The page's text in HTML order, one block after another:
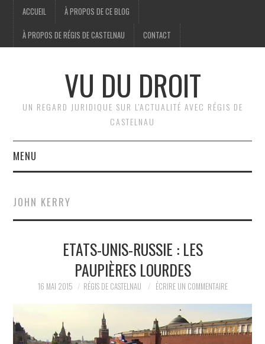
ACCUEIL À PROPOS DE CE BLOG
À PROPOS DE RÉGIS DE CASTELNAU CONTACT
VU DU DROIT
UN REGARD JURIDIQUE SUR L'ACTUALITÉ AVEC RÉGIS DE
CASTELNAU
MENU
BRÈVES
JURIDIQUE
HISTOIRE
CULTURE
JOHN KERRY
ETATS-UNIS-RUSSIE : LES
PAUPIÈRES LOURDES
16 MAI 2015 RÉGIS DE CASTELNAU ÉCRIRE UN COMMENTAIRE